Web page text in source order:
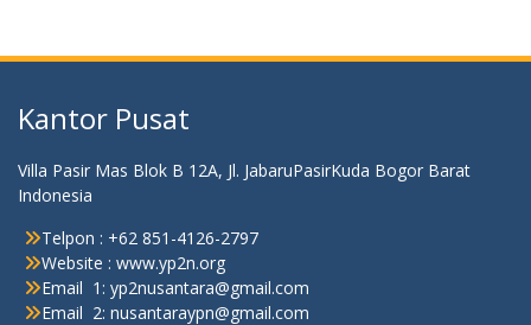
Kantor Pusat
Villa Pasir Mas Blok B 12A, Jl. JabaruPasirKuda Bogor Barat
Indonesia
Telpon : +62 851-4126-2797
Website : www.yp2n.org
Email 1: yp2nusantara@gmail.com
Email 2: nusantaraypn@gmail.com